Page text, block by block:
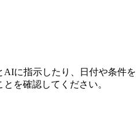
に指示したり、日付や条件
を確認してください。